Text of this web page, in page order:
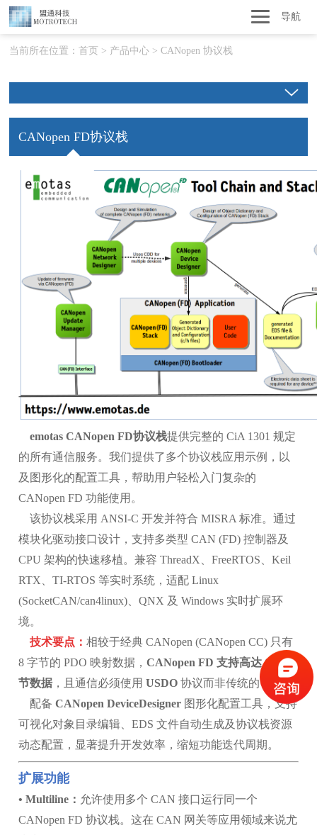
导航
当前所在位置：首页 > 产品中心 >CANopen 协议栈
CANopen FD协议栈
emotas CANopen FD协议栈提供完整的 CiA 1301 规定
的所有通信服务。我们提供了多个协议栈应用示例，以
及图形化的配置工具，帮助用户轻松入门复杂的
CANopen FD 功能使用。
该协议栈采用 ANSI-C 开发并符合 MISRA 标准。通过
模块化驱动接口设计，支持多类型 CAN (FD) 控制器及
CPU 架构的快速移植。兼容 ThreadX、FreeRTOS、Keil
RTX、TI-RTOS 等实时系统，适配 Linux
(SocketCAN/can4linux)、QNX 及 Windows 实时扩展环
境。
技术要点：相较于经典 CANopen (CANopen CC) 只有
8 字节的 PDO 映射数据，CANopen FD 支持高达 64 字
节数据 ，且通信必须使用USDO 协议而非传统的 SDO。
配备CANopen DeviceDesigner 图形化配置工具，支持
可视化对象目录编辑、EDS 文件自动生成及协议栈资源
动态配置，显著提升开发效率，缩短功能迭代周期。
扩展功能
• Multiline： 允许使用多个 CAN 接口运行同一个
CANopen FD 协议栈。这在 CAN 网关等应用领域来说尤